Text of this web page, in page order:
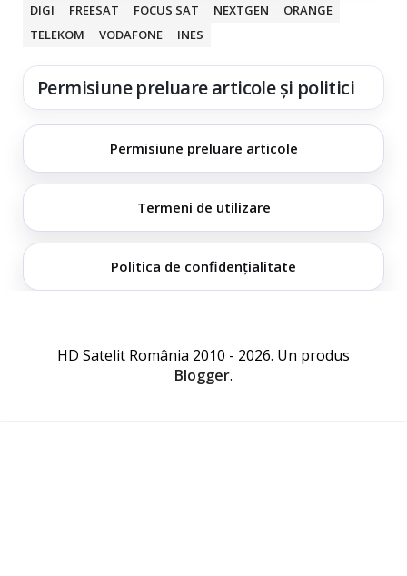
DIGI FREESAT FOCUS SAT NEXTGEN
ORANGE
TELEKOM
VODAFONE INES
Permisiune preluare articole și politici
Permisiune preluare articole
Termeni de utilizare
Politica de confidențialitate
HD Satelit România 2010 - 2026. Un produs
Blogger.